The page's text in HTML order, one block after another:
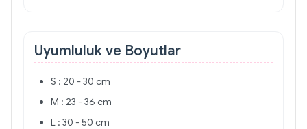
Uyumluluk ve Boyutlar
S : 20 - 30 cm
M : 23 - 36 cm
L : 30 - 50 cm